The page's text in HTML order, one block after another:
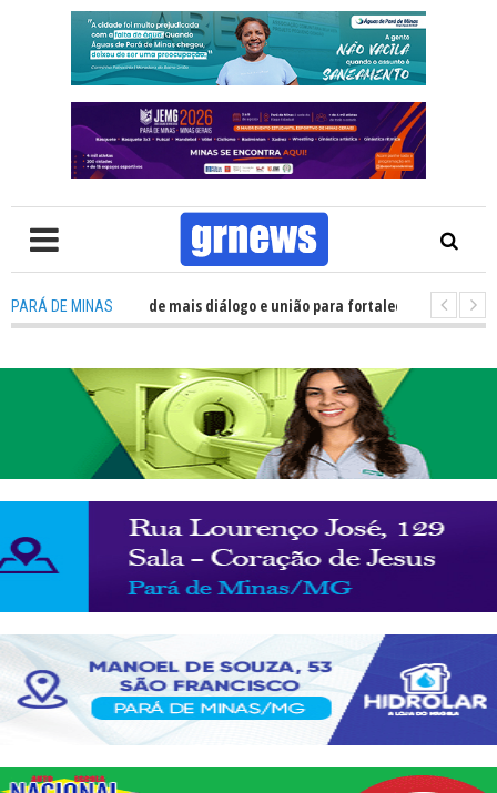
PARÁ DE MINAS
Política precisa de mais diálogo e união para fortalecer Minas e Pará